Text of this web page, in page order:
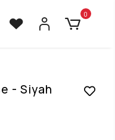
0
- Siyah